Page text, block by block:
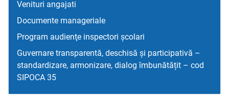
Venituri angajati
Documente manageriale
Program audienţe inspectori școlari
Guvernare transparentă, deschisă și participativă –
standardizare, armonizare, dialog îmbunătățit – cod
SIPOCA 35